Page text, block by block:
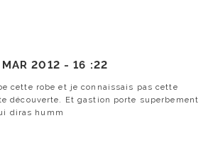
MAR 2012 -16 :22
cette robe et je connaissais pas cette
découverte. Et gastion porte superbement
diras humm